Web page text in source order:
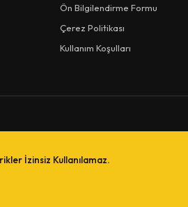
Ön Bilgilendirme Formu
Çerez Politikası
Kullanım Koşulları
İzinsiz Kullanılamaz.